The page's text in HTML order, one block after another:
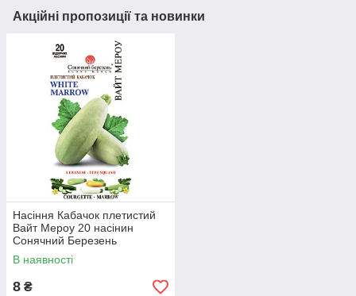
Акційні пропозиції та новинки
Насіння Кабачок плетистий
Вайт Мероу 20 насінин
Сонячний Березень
В наявності
8 ₴